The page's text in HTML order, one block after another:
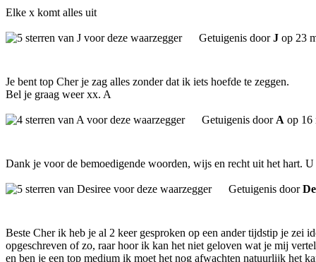
Elke x komt alles uit
Getuigenis doorJ op 23
Je bent top Cher je zag alles zonder dat ik iets hoefde te zeggen.
Bel je graag weer xx. A
Getuigenis door A op 16
Dank je voor de bemoedigende woorden, wijs en recht uit het hart.
Getuigenis door
Beste Cher ik heb je al 2 keer gesproken op een ander tijdstip je zei
opgeschreven of zo, raar hoor ik kan het niet geloven wat je mij
en ben je een top medium ik moet het nog afwachten natuurlijk het